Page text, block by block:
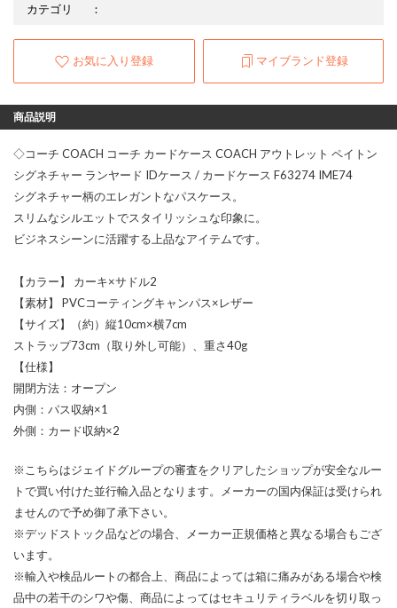
カテゴリ
：
お気に入り登録 マイブランド登録
商品説明
◇コーチ COACH コーチ カードケース COACH アウトレット ペイトン
シグネチャー ランヤード IDケース / カードケース F63274 IME74
シグネチャー柄のエレガントなパスケース。
スリムなシルエットでスタイリッシュな印象に。
ビジネスシーンに活躍する上品なアイテムです。
【カラー】 カーキ×サドル2
【素材】 PVCコーティングキャンパス×レザー
【サイズ】（約）縦10cm×横7cm
ストラップ73cm（取り外し可能）、重さ40g
【仕様】
開閉方法：オープン
内側：パス収納×1
外側：カード収納×2
※こちらはジェイドグループの審査をクリアしたショップが安全なルー
トで買い付けた並行輸入品となります。メーカーの国内保証は受けられ
ませんので予め御了承下さい。
※デッドストック品などの場合、メーカー正規価格と異なる場合もござ
います。
※輸入や検品ルートの都合上、商品によっては箱に痛みがある場合や検
品中の若干のシワや傷、商品によってはセキュリティラベルを切り取っ